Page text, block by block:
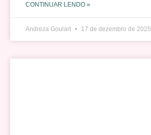
CONTINUAR LENDO »
Andreza Goulart 17 de dezembro de 2025